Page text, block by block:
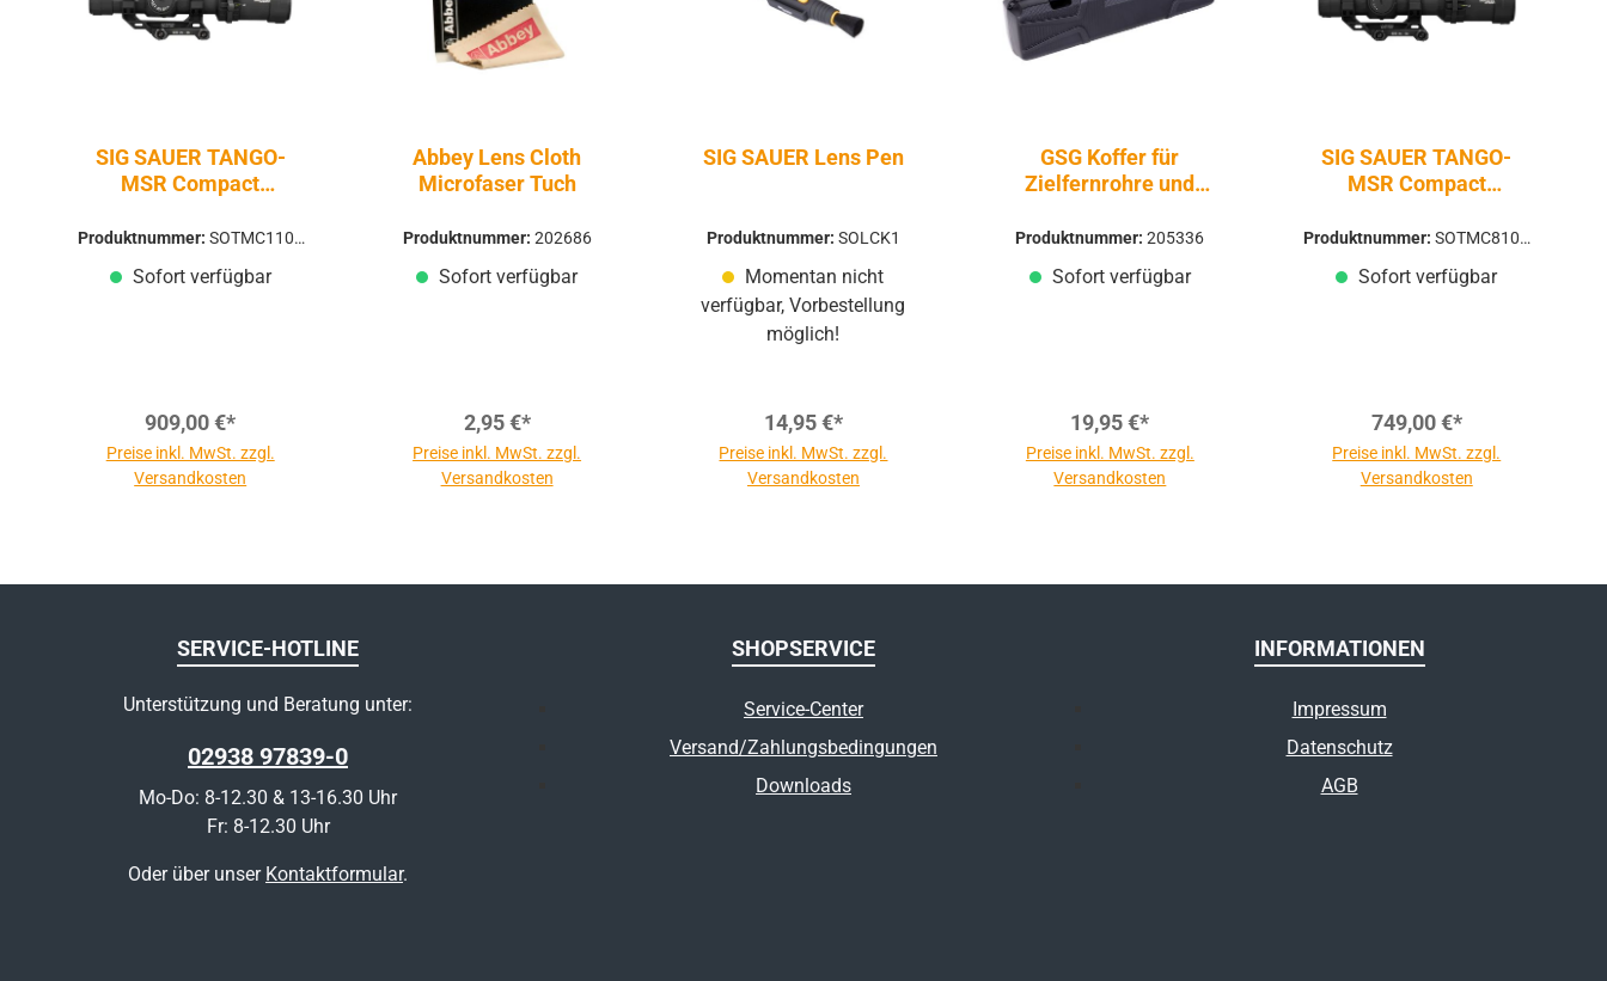
SIG SAUER TANGO-
MSR Compact
10x24 | BDC10
Produktnummer: SOTMC1100
Sofort verfügbar
909,00 €*
Preise inkl. MwSt. zzgl.
Versandkosten
Abbey Lens Cloth
Microfaser Tuch
Produktnummer: 202686
Sofort verfügbar
2,95 €*
Preise inkl. MwSt. zzgl.
Versandkosten
SIG SAUER Lens Pen
Produktnummer: SOLCK1
Momentan nicht
verfügbar, Vorbestellung
möglich!
14,95 €*
Preise inkl. MwSt. zzgl.
Versandkosten
GSG Koffer für
Zielfernrohre und
Produktnummer:205336
Sofort verfügbar
19,95 €*
Preise inkl. MwSt. zzgl.
Versandkosten
SIG SAUER TANGO-
MSR Compact
BDC8
Produktnummer:SOTMC8100
Sofort verfügbar
749,00 €*
Preise inkl. MwSt. zzgl.
Versandkosten
SERVICE-HOTLINE
Unterstützung und Beratung unter:
02938 97839-0
Mo-Do: 8-12.30 & 13-16.30 Uhr
Fr: 8-12.30 Uhr
Oder über unser Kontaktformular.
SHOPSERVICE
Service-Center
Versand/Zahlungsbedingungen
Downloads
INFORMATIONEN
Impressum
Datenschutz
AGB